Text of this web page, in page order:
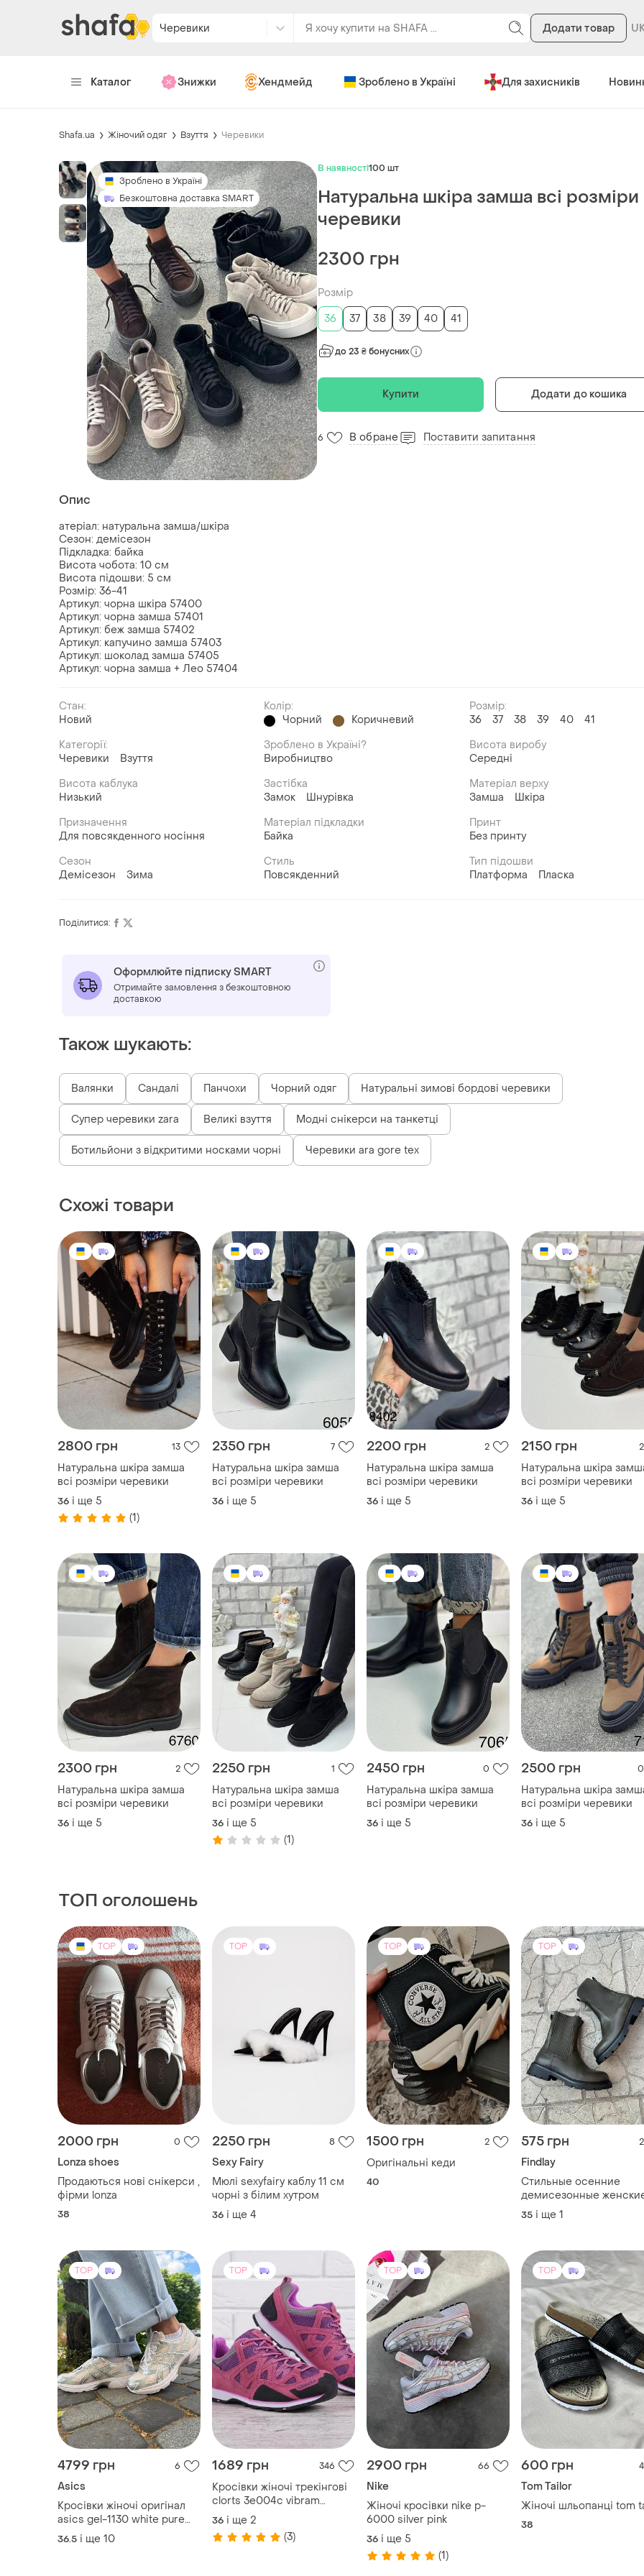
Черевики Додати товар
Каталог Знижки Хендмейд Зроблено в Україні Для захисників
Shafa.ua Жіночий одяг Взуття Черевики
Зроблено в Україні
Безкоштовна доставка SMART
В наявності100 шт
Натуральна шкіра замша всі розміри
черевики
2300 грн
Розмір
36
37 38 39 40 41
до 23 ₴ бонусних
Купити Додати до кошика
6 В обране Поставити запитання
Опис
атеріал: натуральна замша/шкіра
Сезон: демісезон
Підкладка: байка
Висота чобота: 10 см
Висота підошви: 5 см
Розмір: 36-41
Артикул: чорна шкіра 57400
Артикул: чорна замша 57401
Артикул: беж замша 57402
Артикул: капучино замша 57403
Артикул: шоколад замша 57405
Артикул: чорна замша + Лео 57404
Стан:
Новий
Колір:
Чорний
Коричневий
Розмір:
36
37 38 39 40
41
Категорії:
Черевики
Взуття
Зроблено в Україні?
Виробництво
Висота виробу
Середні
Висота каблука
Низький
Застібка
Замок
Шнурівка
Матеріал верху
Замша
Шкіра
Призначення
Для повсякденного носіння
Матеріал підкладки
Байка
Принт
Без принту
Сезон
Демісезон
Зима
Стиль
Повсякденний
Тип підошви
Платформа
Пласка
Поділитися:
Оформлюйте підписку SMART
Отримайте замовлення з безкоштовною
доставкою
Також шукають:
Валянки Сандалі Панчохи Чорний одяг Натуральні зимові бордові черевики
Супер черевики zara Великі взуття Модні снікерси на танкетці
Ботильйони з відкритими носками чорні Черевики ara gore tex
Схожі товари
2800 грн 13
Натуральна шкіра замша
всі розміри черевики
36 і ще 5
(1)
2350 грн 7
Натуральна шкіра замша
всі розміри черевики
36 і ще 5
2200 грн 2
Натуральна шкіра замша
всі розміри черевики
36 і ще 5
2150 грн 2
Натуральна шкіра
всі розміри черевики
36 і ще 5
2300 грн 2
Натуральна шкіра замша
всі розміри черевики
36 і ще 5
2250 грн 1
Натуральна шкіра замша
всі розміри черевики
36 і ще 5
(1)
2450 грн 0
Натуральна шкіра замша
всі розміри черевики
36 і ще 5
2500 грн 0
Натуральна шкіра
всі розміри черевики
36 і ще 5
ТОП оголошень
TOP
2000 грн 0
Lonza shoes
Продаються нові снікерси ,
фірми lonza
38
TOP
2250 грн 8
Sexy Fairy
Мюлі sexyfairy каблу 11 см
чорні з білим хутром
36 і ще 4
TOP
1500 грн 2
Оригінальні кеди
40
TOP
575 грн 2
Findlay
Стильные осенние
демисезонные
ботинки сапоги челси
чоботи черевики
35 і ще 1
TOP
4799 грн 6
Asics
Кросівки жіночі оригінал
asics gel-1130 white pure
silver 1201b020-100
36.5 і ще 10
TOP
1689 грн 346
Кросівки жіночі трекінгові
clorts 3e004c vibram
рожеві
36 і ще 2
(3)
TOP
2900 грн 66
Nike
Жіночі кросівки nike p-
6000 silver pink
36 і ще 5
(1)
TOP
600 грн 4
Tom Tailor
Жіночі шльопанці tom
38